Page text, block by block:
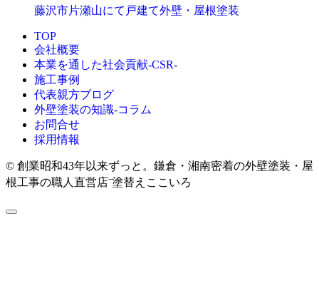
藤沢市片瀬山にて戸建て外壁・屋根塗装
TOP
会社概要
本業を通した社会貢献-CSR-
施工事例
代表親方ブログ
外壁塗装の知識‐コラム
お問合せ
採用情報
© 創業昭和43年以来ずっと。鎌倉・湘南密着の外壁塗装・屋
根工事の職人直営店⁻塗替えここいろ